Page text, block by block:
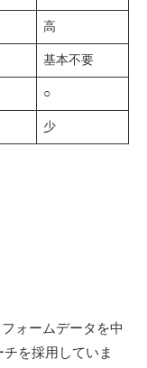
高
基本不要
○
少
ォームデータを中
を採用していま